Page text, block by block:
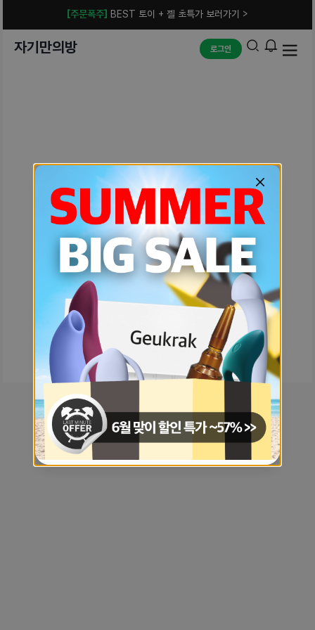
[주문폭주] BEST 토이 + 젤 초특가 보러가기 >
자기만의방 로그인
예상치 못한 에러입니다.